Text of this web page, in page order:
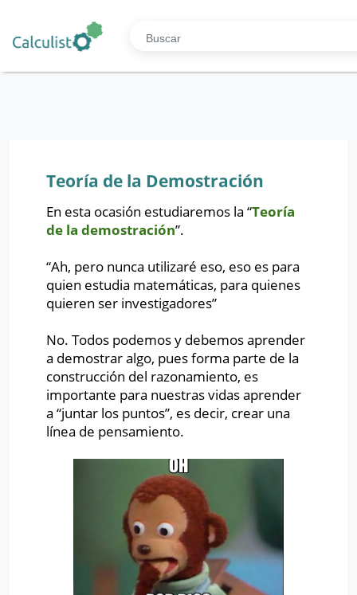
Teoría de la Demostración
En esta ocasión estudiaremos la “Teoría
de la demostración”.
“Ah, pero nunca utilizaré eso, eso es para
quien estudia matemáticas, para quienes
quieren ser investigadores”
No. Todos podemos y debemos aprender
a demostrar algo, pues forma parte de la
construcción del razonamiento, es
importante para nuestras vidas aprender
a “juntar los puntos”, es decir, crear una
línea de pensamiento.